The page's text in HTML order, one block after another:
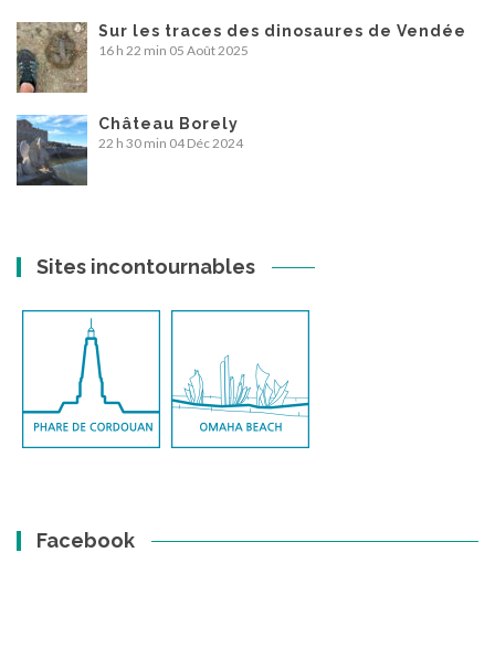
Sur les traces des dinosaures de Vendée
16 h 22 min 05 Août 2025
Château Borely
22 h 30 min 04 Déc 2024
Sites incontournables
Facebook